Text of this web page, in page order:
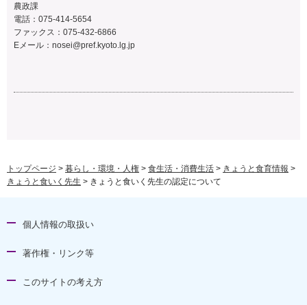
農政課
電話：075-414-5654
ファックス：075-432-6866
Eメール： nosei@pref.kyoto.lg.jp
トップページ > 暮らし・環境・人権 > 食生活・消費生活 > きょうと食育情報 >
きょうと食いく先生 > きょうと食いく先生の認定について
個人情報の取扱い
著作権・リンク等
このサイトの考え方